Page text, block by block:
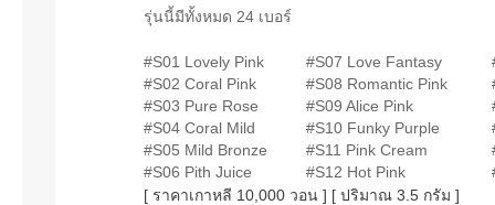
รุ่นนี้มีทั้งหมด 24 เบอร์
#S01 Lovely Pink
#S02 Coral Pink
#S03 Pure Rose
#S04 Coral Mild
#S05 Mild Bronze
#S06 Pith Juice
#S07 Love Fantasy
#S08 Romantic Pink
#S09 Alice Pink
#S10 Funky Purple
#S11 Pink Cream
#S12 Hot Pink
[ ราคาเกาหลี 10,000 วอน ] [ ปริมาณ 3.5 กรัม ]